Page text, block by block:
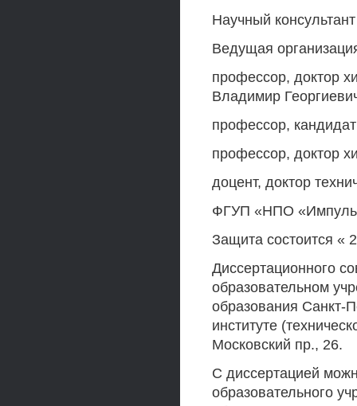
Научный
Ведущая
профессор, доктор
Владимир
профессор,
профессор, доктор
доцент, доктор
ФГУП «НПО
Защита состоится «
Диссертационного
образовательном
образования Санкт-
институте
Московский пр., 26.
С диссертацией
образовательного